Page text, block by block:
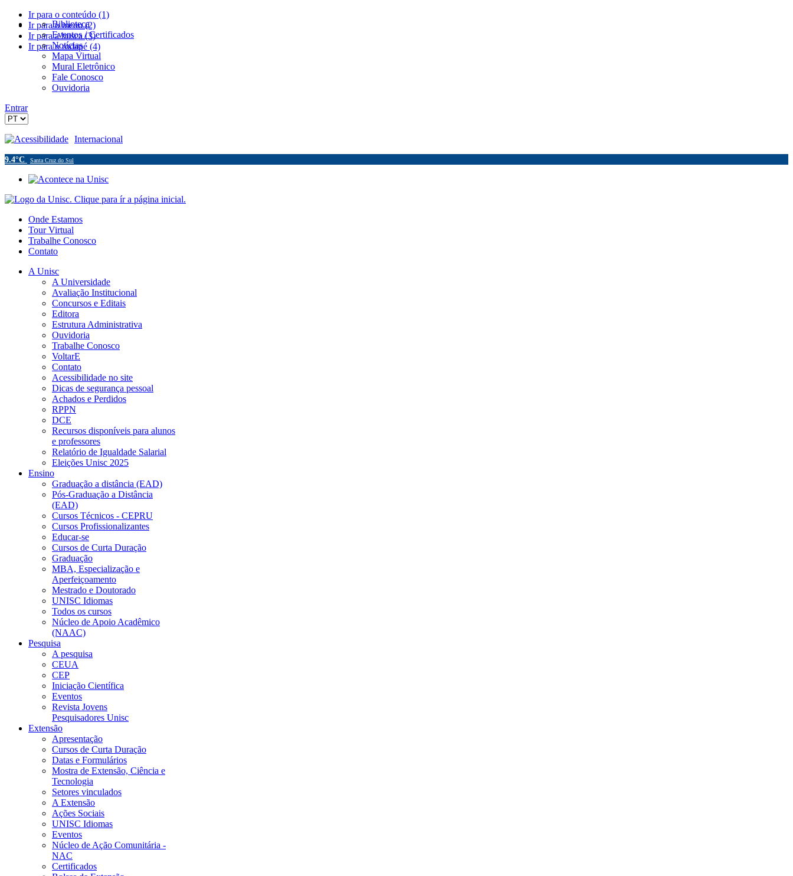
Ir para o conteúdo (1)
Ir para o menu (2)
Ir para a busca (3)
Ir para o rodapé (4)
Biblioteca
Eventos / Certificados
Notícias
Mapa Virtual
Mural Eletrônico
Fale Conosco
Ouvidoria
Entrar
Acessibilidade Internacional
9.4°C Santa Cruz do Sul
Onde Estamos
Tour Virtual
Trabalhe Conosco
Contato
A Unisc
A Universidade
Avaliação Institucional
Concursos e Editais
Editora
Estrutura Administrativa
Ouvidoria
Trabalhe Conosco
VoltarE
Contato
Acessibilidade no site
Dicas de segurança pessoal
Achados e Perdidos
RPPN
DCE
Recursos disponíveis para alunos
e professores
Relatório de Igualdade Salarial
Eleições Unisc 2025
Ensino
Graduação a distância (EAD)
Pós-Graduação a Distância
(EAD)
Cursos Técnicos - CEPRU
Cursos Profissionalizantes
Educar-se
Cursos de Curta Duração
Graduação
MBA, Especialização e
Aperfeiçoamento
Mestrado e Doutorado
UNISC Idiomas
Todos os cursos
Núcleo de Apoio Acadêmico
(NAAC)
Pesquisa
A pesquisa
CEUA
CEP
Iniciação Científica
Eventos
Revista Jovens
Pesquisadores Unisc
Extensão
Apresentação
Cursos de Curta Duração
Datas e Formulários
Mostra de Extensão, Ciência e
Tecnologia
Setores vinculados
A Extensão
Ações Sociais
UNISC Idiomas
Eventos
Núcleo de Ação Comunitária -
NAC
Certificados